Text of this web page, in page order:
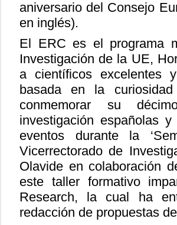
aniversario del Consejo
en inglés).
El ERC es el programa
Investigación de la UE,
a científicos excelentes
basada en la
conmemorar su
investigación españolas
eventos durante la
Vicerrectorado de
Olavide en colaboración
este taller formativo
Research, la cual ha
redacción de propuestas